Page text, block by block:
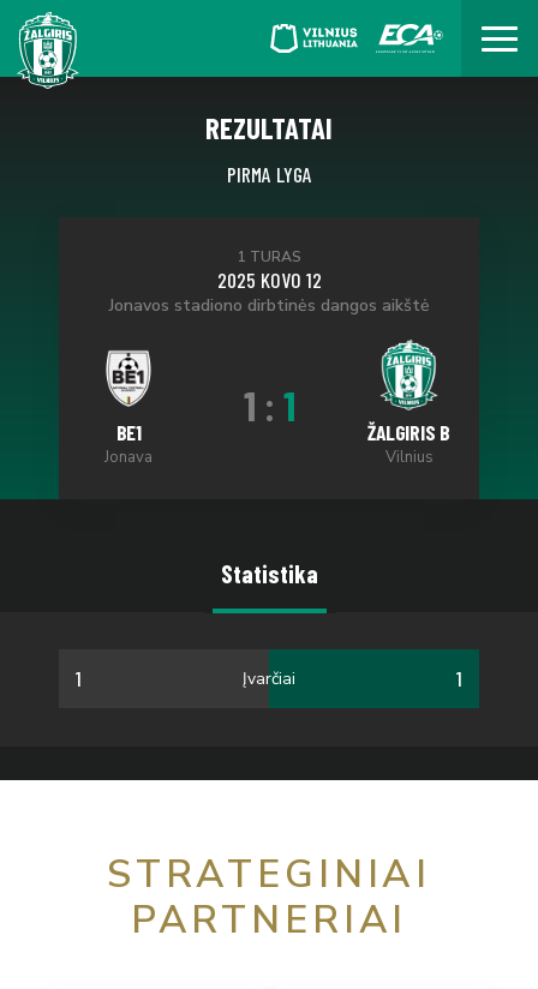
REZULTATAI
PIRMA LYGA
1 TURAS
2025 KOVO 12
Jonavos stadiono dirbtinės dangos aikštė
BE1
Jonava
1 : 1
ŽALGIRIS B
Vilnius
Statistika
1 Įvarčiai 1
STRATEGINIAI
PARTNERIAI